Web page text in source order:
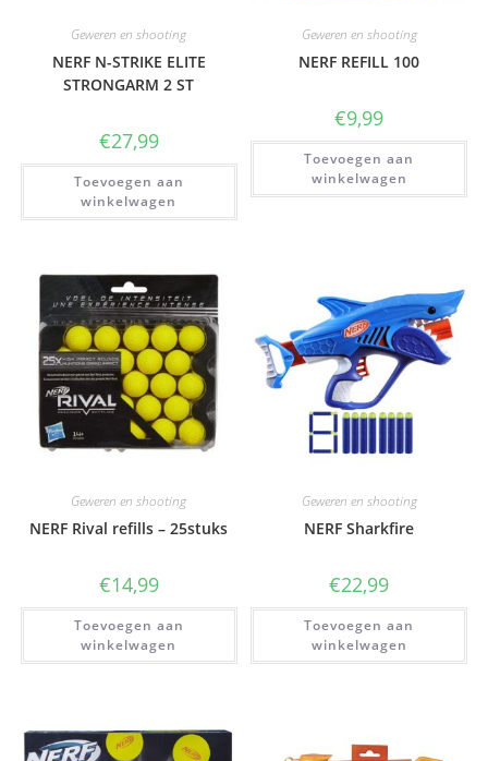
Geweren en shooting
NERF N-STRIKE ELITE
STRONGARM 2 ST
€27,99
Toevoegen aan
winkelwagen
Geweren en shooting
NERF REFILL 100
€9,99
Toevoegen aan
winkelwagen
Geweren en shooting
NERF Rival refills – 25stuks
€14,99
Toevoegen aan
winkelwagen
Geweren en shooting
NERF Sharkfire
€22,99
Toevoegen aan
winkelwagen